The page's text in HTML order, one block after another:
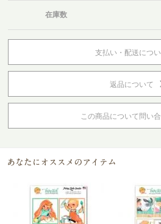
在庫数
支払い・配送につ
返品について
この商品について問い